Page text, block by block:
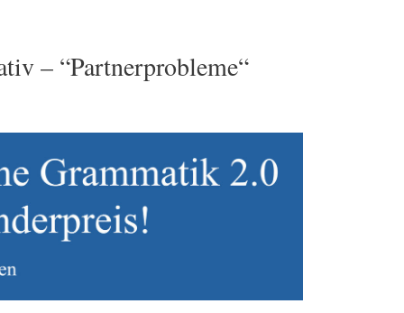
– “Partnerprobleme“